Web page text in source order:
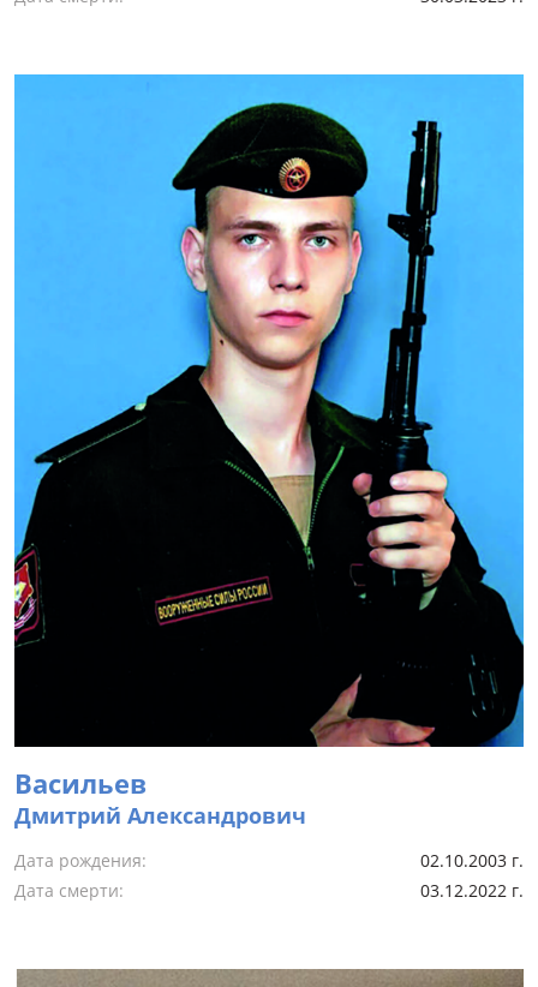
Васильев
Дмитрий Александрович
Дата рождения:
02.10.2003 г.
Дата смерти:
03.12.2022 г.